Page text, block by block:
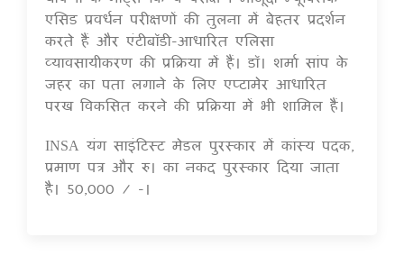
एसिड प्रवर्धन परीक्षणों की तुलना में बेहतर प्रदर्शन
करते हैं और एंटीबॉडी-आधारित एलिसा
व्यावसायीकरण की प्रक्रिया में हैं। डॉ। शर्मा सांप के
जहर का पता लगाने के लिए एप्टामेर आधारित
परख विकसित करने की प्रक्रिया में भी शामिल हैं।
INSA यंग साइंटिस्ट मेडल पुरस्कार में कांस्य पदक,
प्रमाण पत्र और रु। का नकद पुरस्कार दिया जाता
है। 50,000 / -।